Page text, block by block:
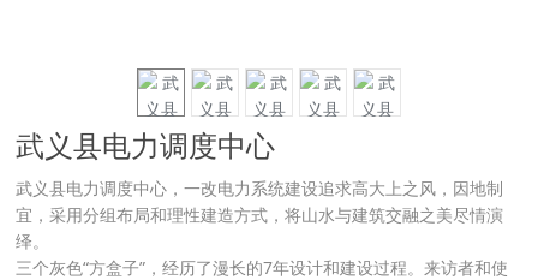
武义县电力调度中心
武义县电力调度中心，一改电力系统建设追求高大上之风，因地制
宜，采用分组布局和理性建造方式，将山水与建筑交融之美尽情演
绎。
三个灰色“方盒子”，经历了漫长的7年设计和建设过程。来访者和使